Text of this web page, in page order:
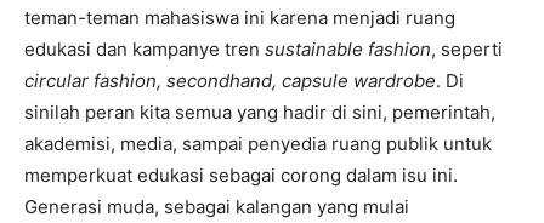
teman-teman mahasiswa ini karena menjadi ruang
edukasi dan kampanye tren sustainable fashion, seperti
circular fashion, secondhand, capsule wardrobe. Di
sinilah peran kita semua yang hadir di sini, pemerintah,
akademisi, media, sampai penyedia ruang publik untuk
memperkuat edukasi sebagai corong dalam isu ini.
Generasi muda, sebagai kalangan yang mulai